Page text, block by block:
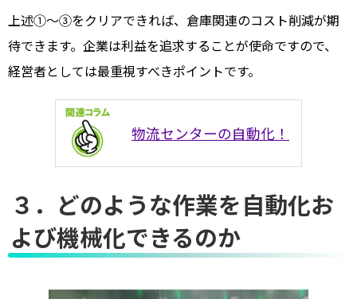
上述①～③をクリアできれば、倉庫関連のコスト削減が期
待できます。企業は利益を追求することが使命ですので、
経営者としては最重視すべきポイントです。
物流センターの自動化！
３．どのような作業を自動化お
よび機械化できるのか